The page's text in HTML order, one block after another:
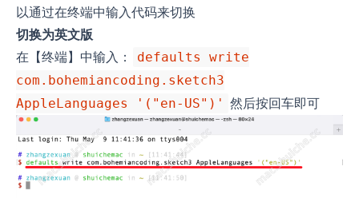
以通过在终端中输入代码来切换
切换为英文版
在【终端】中输入：
defaults write
com.bohemiancoding.sketch3
AppleLanguages '("en-US")' 然后按回车即可